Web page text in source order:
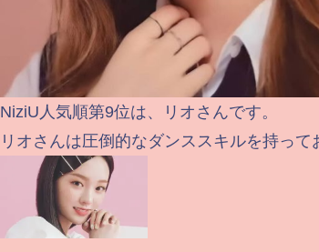
NiziU人気順第9位は、リオさんです。
リオさんは圧倒的なダンススキルを持っ